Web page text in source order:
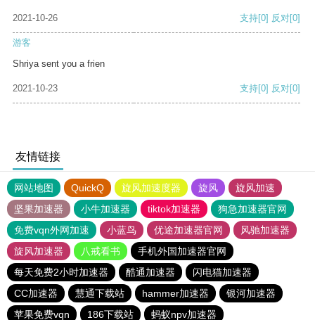
2021-10-26 支持[0] 反对[0]
游客
Shriya sent you a frien
2021-10-23 支持[0] 反对[0]
友情链接
网站地图 QuickQ 旋风加速度器 旋风
旋风加速
坚果加速器
小牛加速器 tiktok加速器
狗急加速器官网
免费vqn外网加速
小蓝鸟 优途加速器官网
风驰加速器
旋风加速器
八戒看书
手机外国加速器官网
每天免费2小时加速器
酷通加速器
闪电猫加速器
CC加速器
慧通下载站 hammer加速器
银河加速器
苹果免费vqn
186下载站 蚂蚁npv加速器